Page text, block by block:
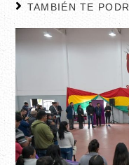
TAMBIÉN TE